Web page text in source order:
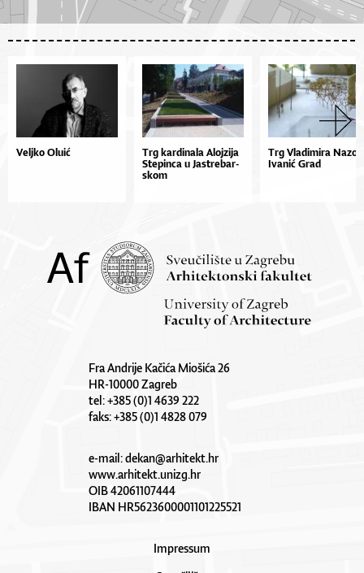
Veljko Oluić
Trg kar­di­na­la Aloj­zi­ja
Ste­pin­ca u Jas­tre­bar­
skom
Trg Vladimira
Ivanić Grad
Fra Andrije Kačića Miošića 26
HR-10000 Zagreb
tel: +385 (0)1 4639 222
faks: +385 (0)1 4828 079
e-mail:dekan@arhitekt.hr
www.arhitekt.unizg.hr
OIB 42061107444
IBAN HR5623600001101225521
Impressum